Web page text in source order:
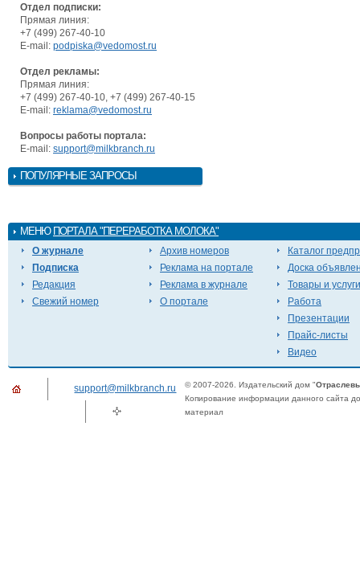
Отдел подписки:
Прямая линия:
+7 (499) 267-40-10
E-mail: podpiska@vedomost.ru
Отдел рекламы:
Прямая линия:
+7 (499) 267-40-10, +7 (499) 267-40-15
E-mail: reklama@vedomost.ru
Вопросы работы портала:
E-mail: support@milkbranch.ru
ПОПУЛЯРНЫЕ ЗАПРОСЫ
МЕНЮ ПОРТАЛА "ПЕРЕРАБОТКА МОЛОКА"
О журнале
Подписка
Редакция
Свежий номер
Архив номеров
Реклама на портале
Реклама в журнале
О портале
Каталог
Доска
Товары и услуги
Работа
Презентации
Прайс-листы
Видео
support@milkbranch.ru © 2007-2026. Издательский дом "
Копирование информации данного сайта
материал